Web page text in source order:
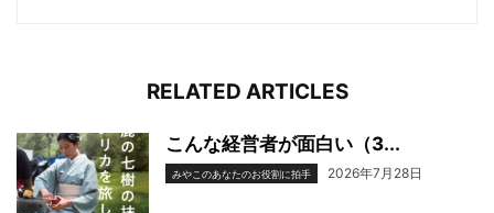
RELATED ARTICLES
こんな経営者が面白い（3...
みやこのあなたのお役割に拍手 2026年7月28日